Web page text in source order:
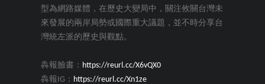
型為網路媒體，在歷史大變局中，關注攸關台灣未
來發展的兩岸局勢或國際重大議題，並不時分享台
灣統左派的歷史與觀點。
犇報臉書： https://reurl.cc/X6vQX0
犇報IG： https://reurl.cc/Xn1ze